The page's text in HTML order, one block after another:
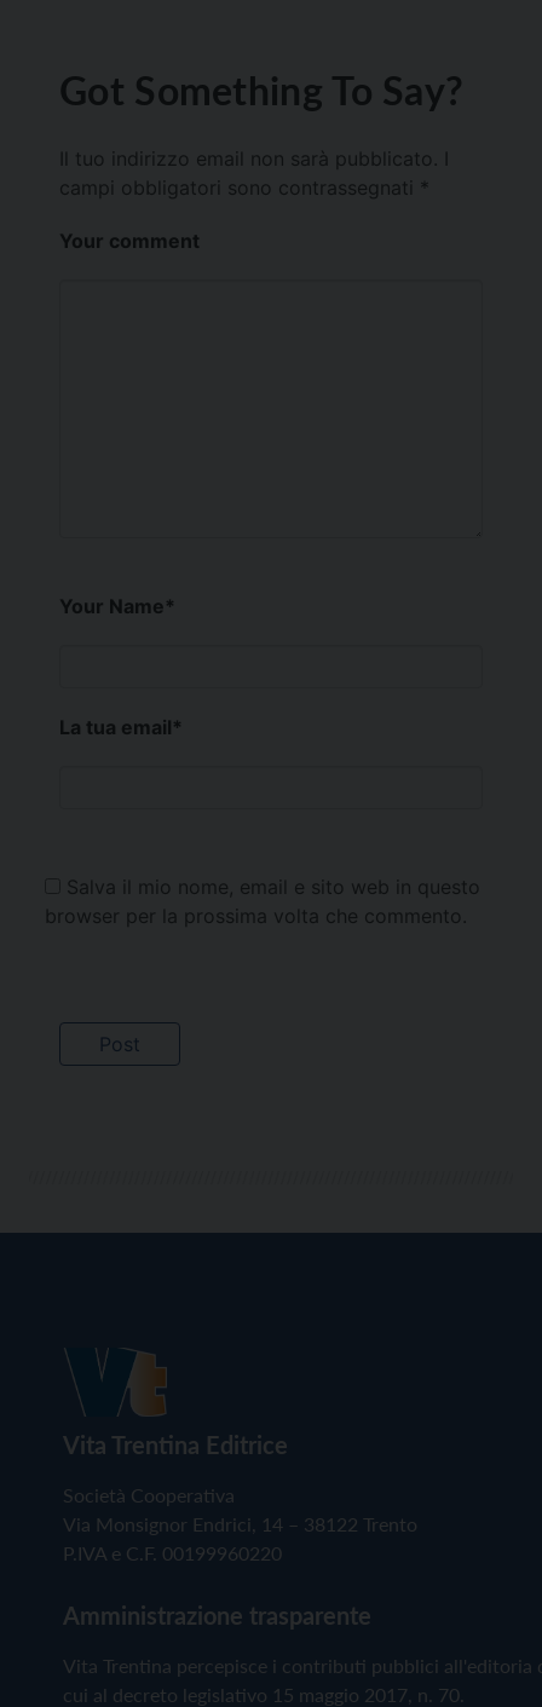
Got Something To Say?
Il tuo indirizzo email non sarà pubblicato.
campi obbligatori sono contrassegnati *
Your comment
Your Name*
La tua email*
Salva il mio nome, email e sito web in questo
browser per la prossima volta che commento.
Vita Trentina Editrice
Società Cooperativa
Via Monsignor Endrici, 14 – 38122 Trento
P.IVA e C.F. 00199960220
Amministrazione trasparente
Vita Trentina percepisce i contributi pubblici all'editoria
cui al decreto legislativo 15 maggio 2017, n. 70.